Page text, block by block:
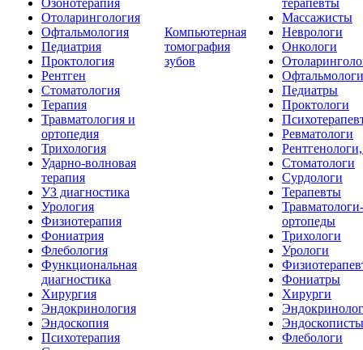
Озонотерапия
Отоларингология
Офтальмология
Педиатрия
Проктология
Рентген
Стоматология
Терапия
Травматология и
ортопедия
Трихология
Ударно-волновая
терапия
УЗ диагностика
Урология
Физиотерапия
Фониатрия
Флебология
Функциональная
диагностика
Хирургия
Эндокринология
Эндоскопия
Психотерапия
Компьютерная
томография
зубов
терапевты
Массажисты
Неврологи
Онкологи
Офтальмологи
Педиатры
Проктологи
Ревматологи
Стоматологи
Сурдологи
Терапевты
Травматологи-
ортопеды
Трихологи
Урологи
Фониатры
Хирурги
Эндоскописты
Флебологи